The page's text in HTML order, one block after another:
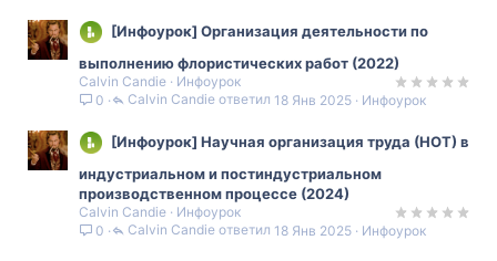
[Инфоурок] Организация деятельности по
выполнению флористических работ (2022)
Calvin Candie
Инфоурок
0
Инфоурок
18 Янв 2025
Calvin Candie
[Инфоурок] Научная организация труда (НОТ) в
индустриальном и постиндустриальном
производственном процессе (2024)
Calvin Candie
Инфоурок
0
Инфоурок
18 Янв 2025
Calvin Candie